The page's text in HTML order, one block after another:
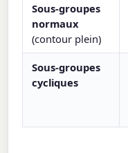
Sous-groupes
normaux
(contour plein)
Sous-groupes
cycliques